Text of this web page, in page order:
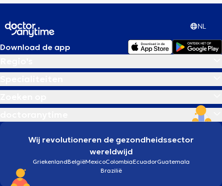
NL
Download de app
Wij revolutioneren de gezondheidssector
wereldwijd
GriekenlandBelgiëMexicoColombiaEcuadorGuatemala
Brazilië